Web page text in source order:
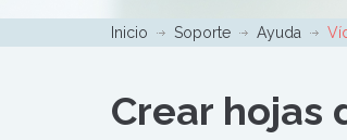
Inicio Soporte Ayuda
Crear hojas